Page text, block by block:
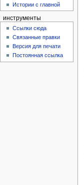
Истории с главной
инструменты
Ссылки сюда
Связанные правки
Версия для печати
Постоянная ссылка